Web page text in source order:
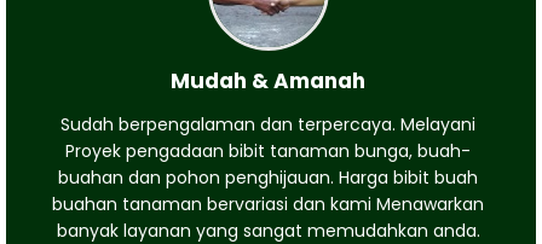
Mudah & Amanah
Sudah berpengalaman dan terpercaya. Melayani
Proyek pengadaan bibit tanaman bunga, buah-
buahan dan pohon penghijauan. Harga bibit buah
buahan tanaman bervariasi dan kami Menawarkan
banyak layanan yang sangat memudahkan anda.